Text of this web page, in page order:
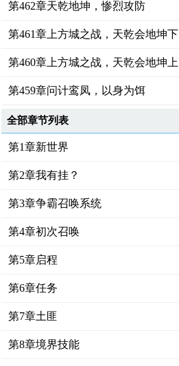
第462章天乾地坤，惨烈攻防
第461章上方城之战，天乾会地坤下
第460章上方城之战，天乾会地坤上
第459章问计鸾凤，以身为饵
全部章节列表
第1章新世界
第2章我有挂？
第3章争霸召唤系统
第4章初次召唤
第5章启程
第6章任务
第7章土匪
第8章境界技能